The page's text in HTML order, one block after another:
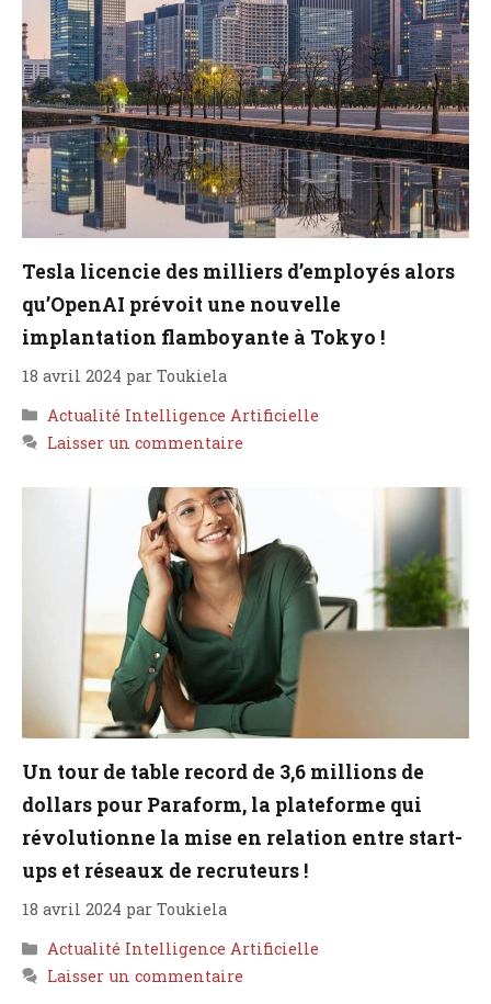
Tesla licencie des milliers d’employés alors
qu’OpenAI prévoit une nouvelle
implantation flamboyante à Tokyo !
18 avril 2024 par Toukiela
Catégories
Actualité Intelligence Artificielle
Laisser un commentaire
Un tour de table record de 3,6 millions de
dollars pour Paraform, la plateforme qui
révolutionne la mise en relation entre start-
ups et réseaux de recruteurs !
18 avril 2024 par Toukiela
Catégories
Actualité Intelligence Artificielle
Laisser un commentaire